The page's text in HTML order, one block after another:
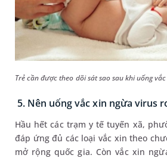
Trẻ cần được theo dõi sát sao sau khi uống
5. Nên uống vắc xin ngừa virus
Hầu hết các trạm y tế tuyến xã,
đáp ứng đủ các loại vắc xin theo
mở rộng quốc gia. Còn vắc xin